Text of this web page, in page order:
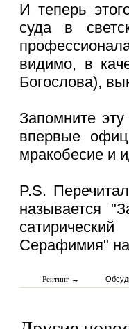
И теперь
суда в
видимо, в
Богослова),
Запомните
впервые
мракобесие и
P.S.
называется
Серафимия" на
Рейтинг →